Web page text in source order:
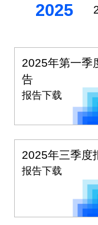
2025
2025年第一季
告
报告下载
2025年三季度
报告下载